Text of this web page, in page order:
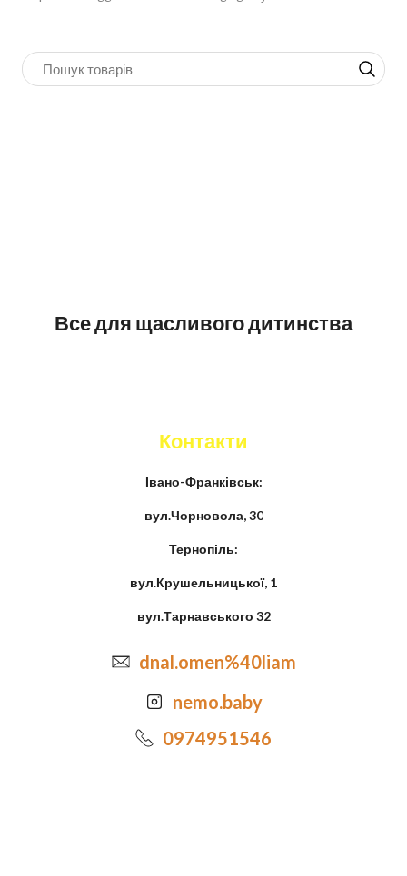
Все для щасливого дитинства
Контакти
Івано-Франківськ:
вул.Чорновола, 30
Тернопіль:
вул.Крушельницької, 1
вул.Тарнавського 32
dnal.omen%40liam
nemo.baby
0974951546